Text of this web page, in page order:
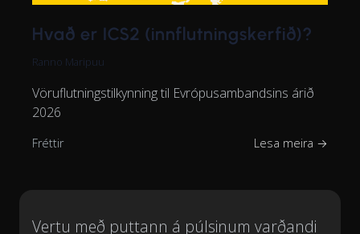
Hvað er ICS2 (innflutningskerfið)?
Ranno Maripuu
Vöruflutningstilkynning til Evrópusambandsins árið
2026
Fréttir Lesa meira →
Vertu með puttann á púlsinum varðandi